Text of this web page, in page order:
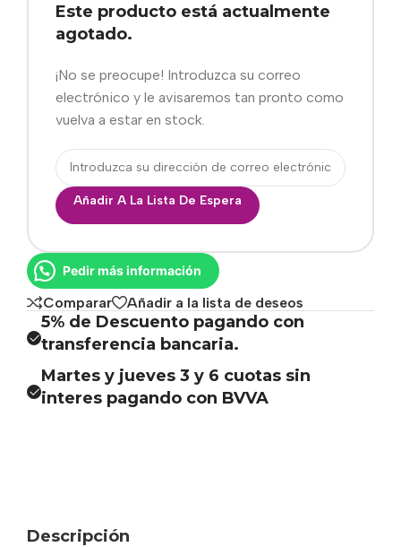
Este producto está actualmente
agotado.
¡No se preocupe! Introduzca su correo
electrónico y le avisaremos tan pronto como
vuelva a estar en stock.
Añadir A La Lista De Espera
Pedir más información
Comparar Añadir a la lista de deseos
5% de Descuento pagando con
transferencia bancaria.
Martes y jueves 3 y 6 cuotas sin
interes pagando con BVVA
Descripción